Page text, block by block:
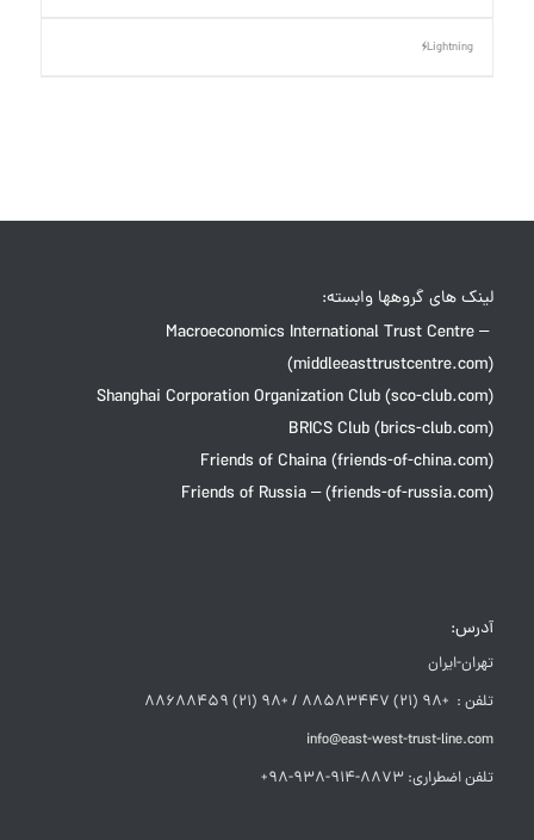
Lightning
لینک های گروهها وابسته:
Macroeconomics International Trust Centre –
(middleeasttrustcentre.com)
Shanghai Corporation Organization Club (sco-club.com)
BRICS Club (brics-club.com)
Friends of Chaina (friends-of-china.com)
Friends of Russia – (friends-of-russia.com)
آدرس:
تهران-ایران
تلفن : +98 (21) 88583447 / +98 (21) 88688459
info@east-west-trust-line.com
تلفن اضطراری: 8873-914-938-98+